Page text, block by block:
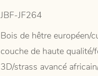
JBF-JF264
Bois de hêtre européen/
couche de haute
3D/strass avancé